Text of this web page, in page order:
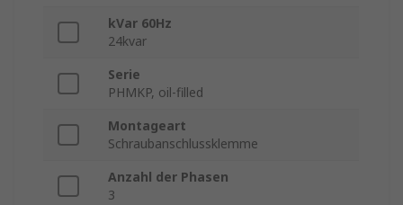
kVar 60Hz
24kvar
Serie
PHMKP, oil-filled
Montageart
Schraubanschlussklemme
Anzahl der Phasen
3